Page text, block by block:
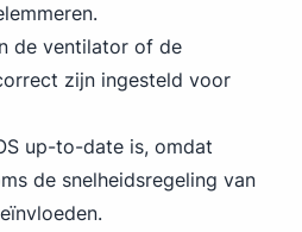
de ventilator of de
zijn ingesteld voor
up-to-date is, omdat
de snelheidsregeling van